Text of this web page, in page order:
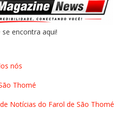
se encontra aqui!
nós
Thomé
Notícias do Farol de São Thomé